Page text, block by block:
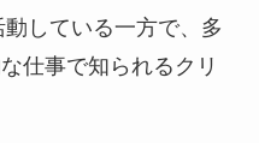
している一方で、多
仕事で知られるクリ